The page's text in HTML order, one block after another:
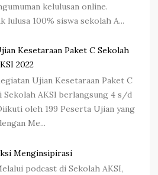
kelulusan online.
lulusa 100% siswa sekolah A...
Kesetaraan Paket C Sekolah
2022
Ujian Kesetaraan Paket C
Sekolah AKSI berlangsung 4 s/d
oleh 199 Peserta Ujian yang
Me...
Menginsipirasi
podcast di Sekolah AKSI,